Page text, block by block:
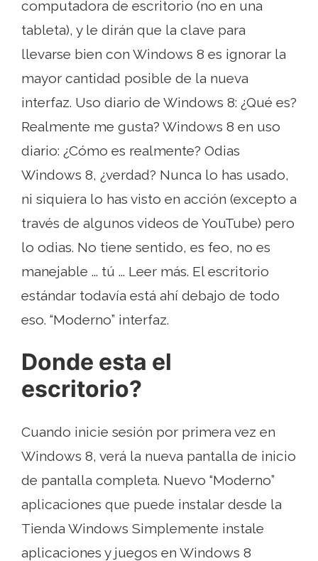
computadora de escritorio (no en una
tableta), y le dirán que la clave para
llevarse bien con Windows 8 es ignorar la
mayor cantidad posible de la nueva
interfaz. Uso diario de Windows 8: ¿Qué es?
Realmente me gusta? Windows 8 en uso
diario: ¿Cómo es realmente? Odias
Windows 8, ¿verdad? Nunca lo has usado,
ni siquiera lo has visto en acción (excepto a
través de algunos videos de YouTube) pero
lo odias. No tiene sentido, es feo, no es
manejable ... tú ... Leer más. El escritorio
estándar todavía está ahí debajo de todo
eso. “Moderno” interfaz.
Donde esta el
escritorio?
Cuando inicie sesión por primera vez en
Windows 8, verá la nueva pantalla de inicio
de pantalla completa. Nuevo “Moderno”
aplicaciones que puede instalar desde la
Tienda Windows Simplemente instale
aplicaciones y juegos en Windows 8